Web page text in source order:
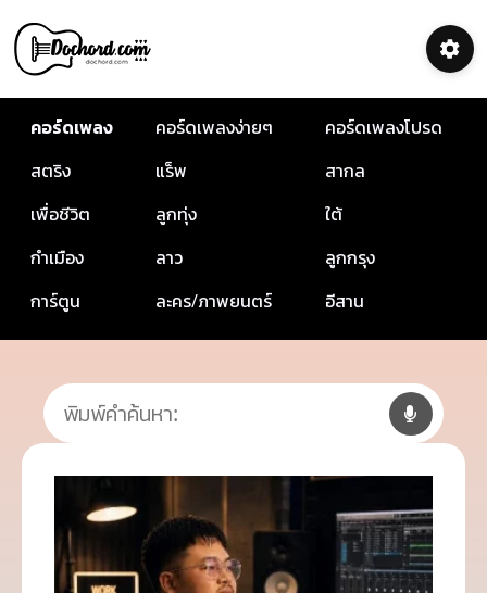
คอร์ดเพลง คอร์ดเพลงง่ายๆ
คอร์ดเพลงโปรด
สตริง
แร็พ
สากล
เพื่อชีวิต
ลูกทุ่ง
ใต้
กำเมือง
ลาว
ลูกกรุง
การ์ตูน
ละคร/ภาพยนตร์ อีสาน